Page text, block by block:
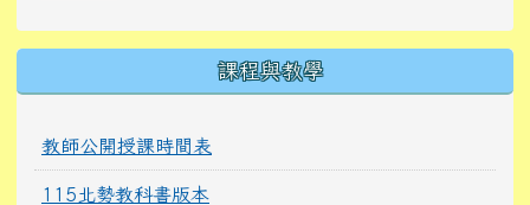
課程與教學
教師公開授課時間表
115北勢教科書版本